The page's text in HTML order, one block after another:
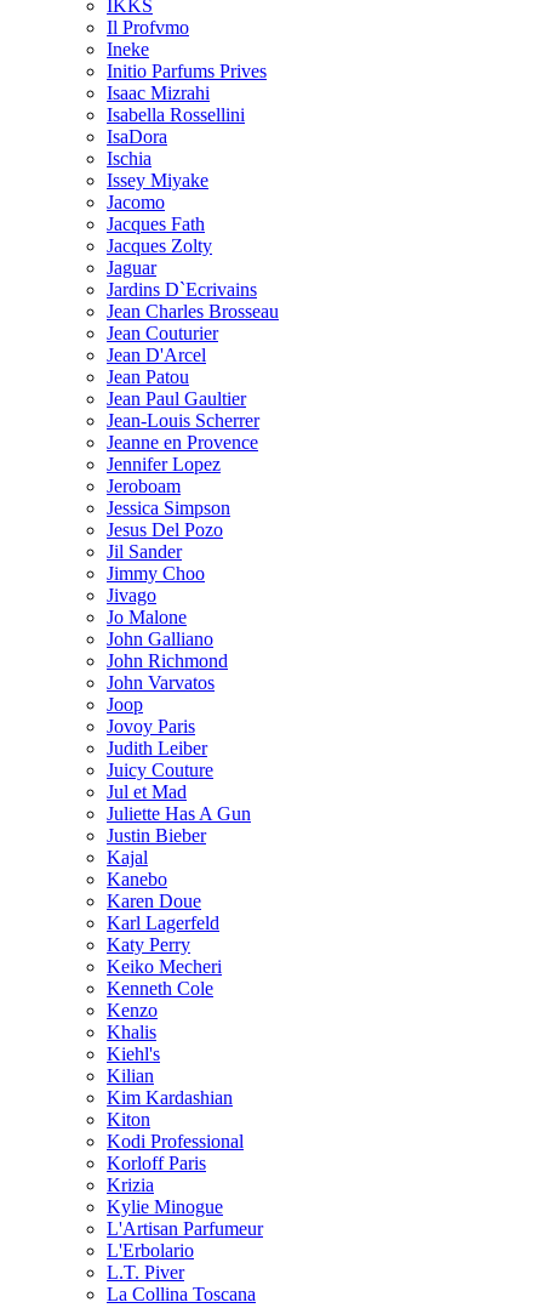
IKKS
Il Profvmo
Ineke
Initio Parfums Prives
Isaac Mizrahi
Isabella Rossellini
IsaDora
Ischia
Issey Miyake
Jacomo
Jacques Fath
Jacques Zolty
Jaguar
Jardins D`Ecrivains
Jean Charles Brosseau
Jean Couturier
Jean D'Arcel
Jean Patou
Jean Paul Gaultier
Jean-Louis Scherrer
Jeanne en Provence
Jennifer Lopez
Jeroboam
Jessica Simpson
Jesus Del Pozo
Jil Sander
Jimmy Choo
Jivago
Jo Malone
John Galliano
John Richmond
John Varvatos
Joop
Jovoy Paris
Judith Leiber
Juicy Couture
Jul et Mad
Juliette Has A Gun
Justin Bieber
Kajal
Kanebo
Karen Doue
Karl Lagerfeld
Katy Perry
Keiko Mecheri
Kenneth Cole
Kenzo
Khalis
Kiehl's
Kilian
Kim Kardashian
Kiton
Kodi Professional
Korloff Paris
Krizia
Kylie Minogue
L'Artisan Parfumeur
L'Erbolario
L.T. Piver
La Collina Toscana